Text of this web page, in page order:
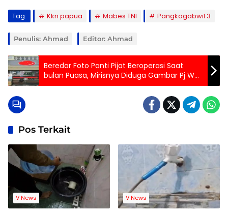
Tag: Kkn papua Mabes TNI Pangkogabwil 3
Penulis: Ahmad Editor: Ahmad
Beredar Foto Panti Pijat Beroperasi Saat
bulan Puasa, Mirisnya Diduga Gambar Pj Wali
Kota Bekasi Raden Gani Terpampang Dikaca
Pos Terkait
V News V News